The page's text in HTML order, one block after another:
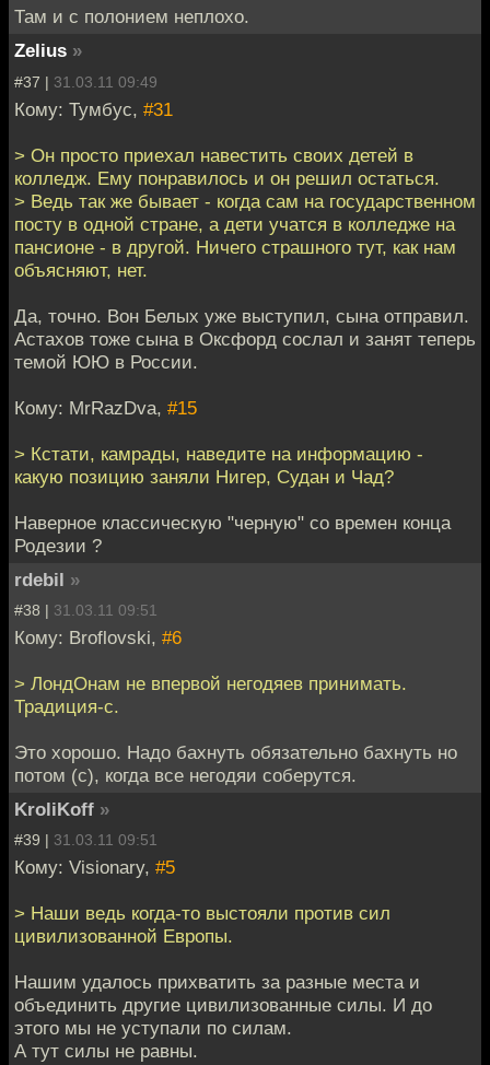
Там и с полонием неплохо.
Zelius »
#37 | 31.03.11 09:49
Кому: Тумбус, #31
> Он просто приехал навестить своих детей в
колледж. Ему понравилось и он решил остаться.
> Ведь так же бывает - когда сам на государственном
посту в одной стране, а дети учатся в колледже на
пансионе - в другой. Ничего страшного тут, как нам
объясняют, нет.
Да, точно. Вон Белых уже выступил, сына отправил.
Астахов тоже сына в Оксфорд сослал и занят теперь
темой ЮЮ в России.
Кому: MrRazDva, #15
> Кстати, камрады, наведите на информацию -
какую позицию заняли Нигер, Судан и Чад?
Наверное классическую "черную" со времен конца
Родезии ?
rdebil »
#38 | 31.03.11 09:51
Кому: Broflovski, #6
> ЛондОнам не впервой негодяев принимать.
Традиция-с.
Это хорошо. Надо бахнуть обязательно бахнуть но
потом (с), когда все негодяи соберутся.
KroliKoff »
#39 | 31.03.11 09:51
Кому: Visionary, #5
> Наши ведь когда-то выстояли против сил
цивилизованной Европы.
Нашим удалось прихватить за разные места и
объединить другие цивилизованные силы. И до
этого мы не уступали по силам.
А тут силы не равны.